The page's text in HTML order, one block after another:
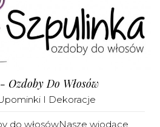
Ozdoby Do Włosów
I Dekoracje
do włosówNasze wiodące